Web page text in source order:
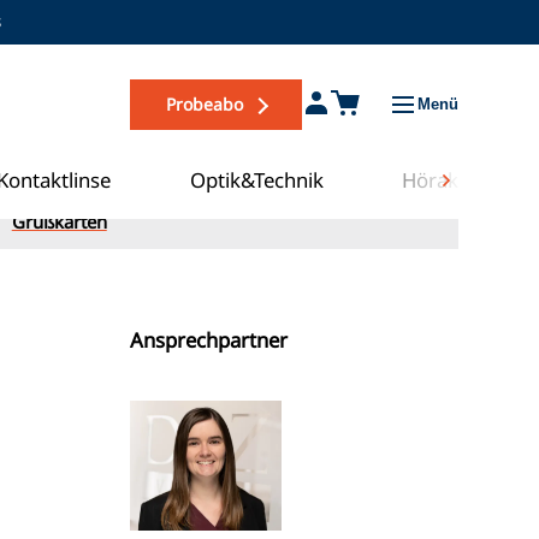
Zum COE Campus
Probeabo Menü
Optik&Technik Hörakustik
Grußkarten
Ansprechpartner